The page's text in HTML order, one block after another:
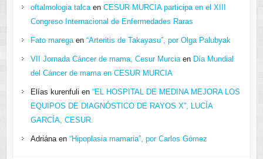
oftalmologia talcaen CESUR MURCIA participa en el XIII
Congreso Internacional de Enfermedades Raras
Fato maregaen “Arteritis de Takayasu”, por Olga Palubyak
VII Jornada Cáncer de mama, Cesur Murciaen Día Mundial
del Cáncer de mama en CESUR MURCIA
Elías kurenfuli en “EL HOSPITAL DE MEDINA MEJORA LOS
EQUIPOS DE DIAGNÓSTICO DE RAYOS X”, LUCÍA
GARCÍA, CESUR.
Adriánaen “Hipoplasia mamaria”, por Carlos Gómez